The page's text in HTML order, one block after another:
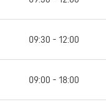
09:30 - 12:00
09:00 - 18:00